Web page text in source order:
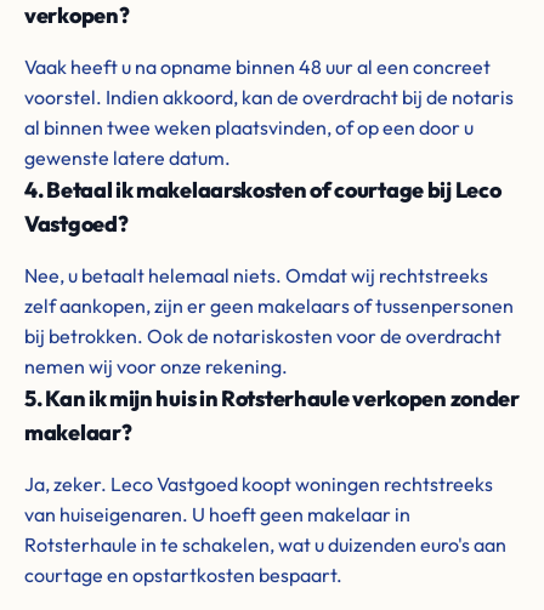
verkopen?
Vaak heeft u na opname binnen 48 uur al een concreet
voorstel. Indien akkoord, kan de overdracht bij de notaris
al binnen twee weken plaatsvinden, of op een door u
gewenste latere datum.
4. Betaal ik makelaarskosten of courtage bij Leco
Vastgoed?
Nee, u betaalt helemaal niets. Omdat wij rechtstreeks
zelf aankopen, zijn er geen makelaars of tussenpersonen
bij betrokken. Ook de notariskosten voor de overdracht
nemen wij voor onze rekening.
5. Kan ik mijn huis in Rotsterhaule verkopen zonder
makelaar?
Ja, zeker. Leco Vastgoed koopt woningen rechtstreeks
van huiseigenaren. U hoeft geen makelaar in
Rotsterhaule in te schakelen, wat u duizenden euro's aan
courtage en opstartkosten bespaart.